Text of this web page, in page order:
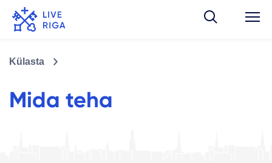
Külasta
Mida teha